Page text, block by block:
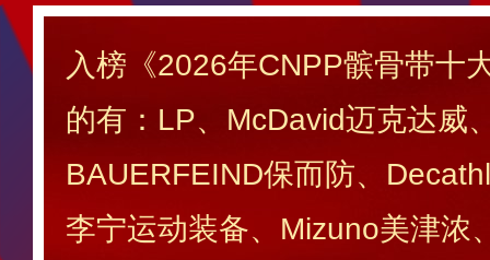
入榜《2026年CNPP髌骨带十
的有：LP、McDavid迈克达威
BAUERFEIND保而防、
李宁运动装备、Mizuno美津浓